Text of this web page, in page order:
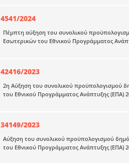
4541/2024
Πέμπτη αύξηση του συνολικού
Εσωτερικών του Εθνικού Προγράμματος
42416/2023
2η Αύξηση του συνολικού προϋπολογισμού
του Εθνικού Προγράμματος Ανάπτυξης (ΕΠΑ)
34149/2023
Αύξηση του συνολικού προϋπολογισμού
του Εθνικού Προγράμματος Ανάπτυξης (ΕΠΑ)